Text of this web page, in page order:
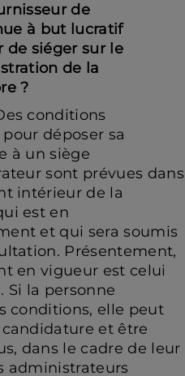
de
à but lucratif
siéger sur le
de la
?
conditions
déposer sa
à un siège
sont prévues dans
intérieur de la
est en
et qui sera soumis
Présentement,
en vigueur est celui
Si la personne
conditions, elle peut
candidature et être
dans le cadre de leur
administrateurs